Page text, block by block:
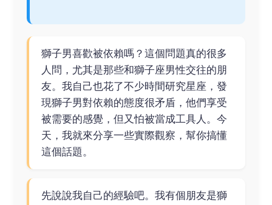
獅子男喜歡被依賴嗎？這個問題真的很多
人問，尤其是那些和獅子座男性交往的朋
友。我自己也花了不少時間研究星座，發
現獅子男對依賴的態度很矛盾，他們享受
被需要的感覺，但又怕被當成工具人。今
天，我就來分享一些實際觀察，幫你搞懂
這個話題。
先說說我自己的經驗吧。我有個朋友是獅